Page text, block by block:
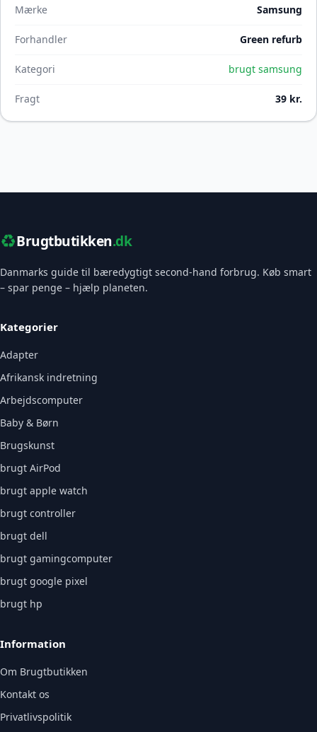
Mærke Samsung
Forhandler Green refurb
Kategori brugt samsung
Fragt 39 kr.
♻️Brugtbutikken.dk
Danmarks guide til bæredygtigt second-hand forbrug. Køb smart
– spar penge – hjælp planeten.
Kategorier
Adapter
Afrikansk indretning
Arbejdscomputer
Baby & Børn
Brugskunst
brugt AirPod
brugt apple watch
brugt controller
brugt dell
brugt gamingcomputer
brugt google pixel
brugt hp
Information
Om Brugtbutikken
Kontakt os
Privatlivspolitik